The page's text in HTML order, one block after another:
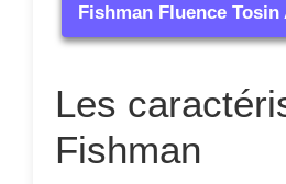
Fishman Fluence
Les
Fishman